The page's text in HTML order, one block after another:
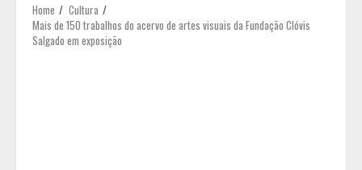
Home
Cultura
Mais de 150 trabalhos do acervo de artes visuais da Fundação Clóvis
Salgado em exposição